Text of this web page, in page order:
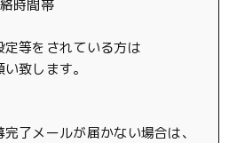
時間帯
等をされている方は
致します。
了メールが届かない場合は、